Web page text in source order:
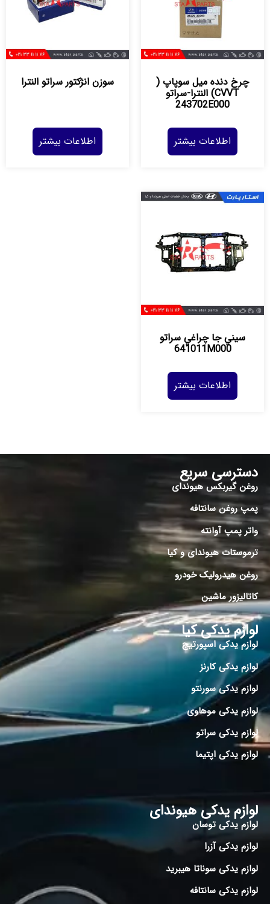
چرخ دنده ميل سوپاپ (
CVVT) النترا-سراتو
243702E000
اطلاعات بیشتر
سوزن انژكتور سراتو النترا
اطلاعات بیشتر
سيني جا چراغي سراتو
641011M000
اطلاعات بیشتر
دسترسی سریع
روغن گیربکس هیوندای
پمپ روغن سانتافه
واتر پمپ آوانته
ترموستات هیوندای و کیا
روغن هیدرولیک خودرو
کاتالیزور ماشین
لوازم یدکی کیا
لوازم یدکی اسپورتیج
لوازم یدکی کارنز
لوازم یدکی سورنتو
لوازم یدکی موهاوی
لوازم یدکی سراتو
لوازم یدکی اپتیما
لوازم یدکی هیوندای
لوازم یدکی توسان
لوازم یدکی آزرا
لوازم یدکی سوناتا هیبرید
لوازم یدکی سانتافه